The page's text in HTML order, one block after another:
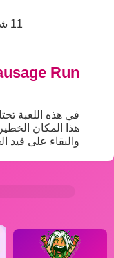
11 شخص أعجبهم هذه اللعبة، انضم إليهم!
Run
في هذه اللعبة
هذا المكان
والبقاء على قيد